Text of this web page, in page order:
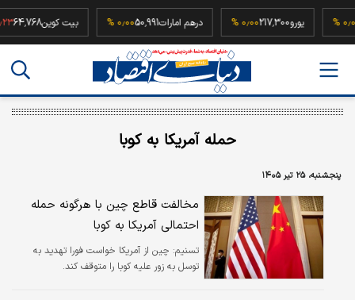
۰٫۰۰ % یورو217,300۰٫۰۰ % درهم امارات50,991۰٫۰۰ % بیت کوین
حمله آمریکا به کوبا
پنجشنبه، ۲۵ تیر ۱۴۰۵
مخالفت قاطع چین با هرگونه حمله
احتمالی آمریکا به کوبا
تسنیم: ​چین از آمریکا خواست فورا تهدید به
توسل به زور علیه کوبا را متوقف کند.